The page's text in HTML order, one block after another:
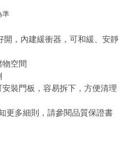
準
開，內建緩衝器，可和緩、安靜
空間
裝門板，容易拆下，方便清理
更多細則，請參閱品質保證書